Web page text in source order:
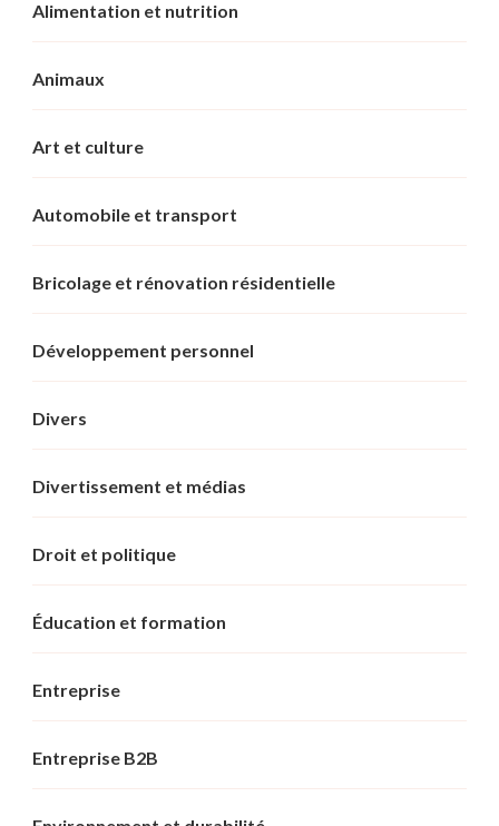
Alimentation et nutrition
Animaux
Art et culture
Automobile et transport
Bricolage et rénovation résidentielle
Développement personnel
Divers
Divertissement et médias
Droit et politique
Éducation et formation
Entreprise
Entreprise B2B